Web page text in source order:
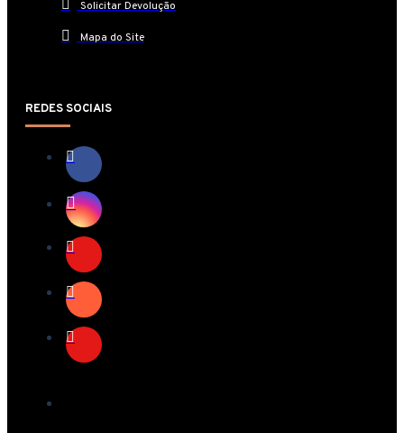
Solicitar Devolução
Mapa do Site
REDES SOCIAIS